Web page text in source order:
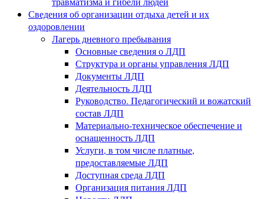
Сведения об организации отдыха детей и их
оздоровлении
Лагерь дневного пребывания
Основные сведения о ЛДП
Структура и органы управления ЛДП
Документы ЛДП
Деятельность ЛДП
Руководство. Педагогический и вожатский
состав ЛДП
Материально-техническое обеспечение и
оснащенность ЛДП
Услуги, в том числе платные,
предоставляемые ЛДП
Доступная среда ЛДП
Организация питания ЛДП